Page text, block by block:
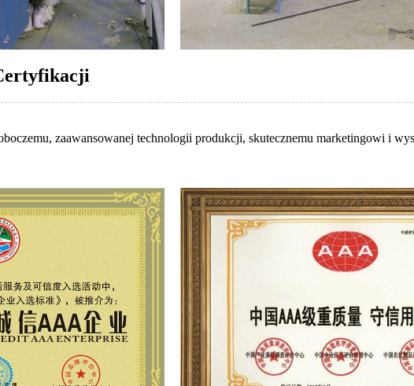
zaawansowanej technologii produkcji, skutecznemu marketingowi i